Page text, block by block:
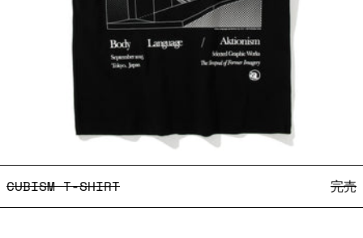
CUBISM T-SHIRT
CUBISM T-SHIRT
完売
Body Language